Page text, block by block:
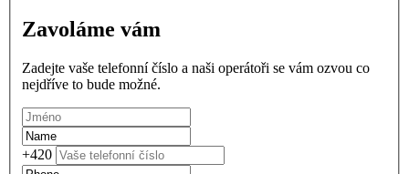
Zavoláme vám
Zadejte vaše telefonní číslo a naši operátoři se vám ozvou co
nejdříve to bude možné.
+420